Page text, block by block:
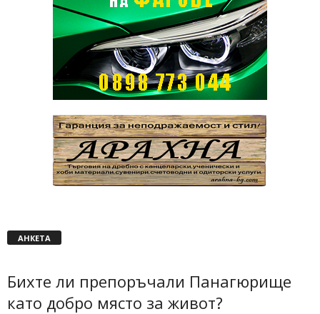
АНКЕТА
Бихте ли препоръчали Панагюрище
като добро място за живот?